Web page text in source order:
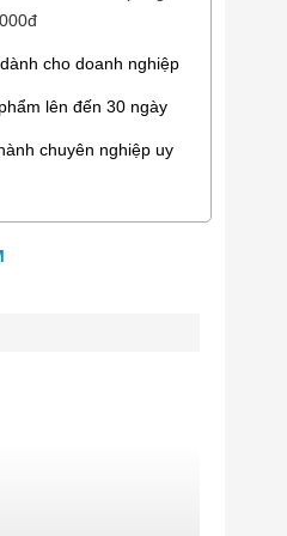
cho doanh nghiệp
lên đến 30 ngày
chuyên nghiệp uy